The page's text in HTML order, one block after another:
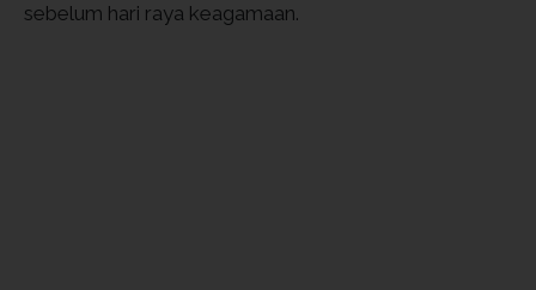
sebelum hari raya keagamaan.